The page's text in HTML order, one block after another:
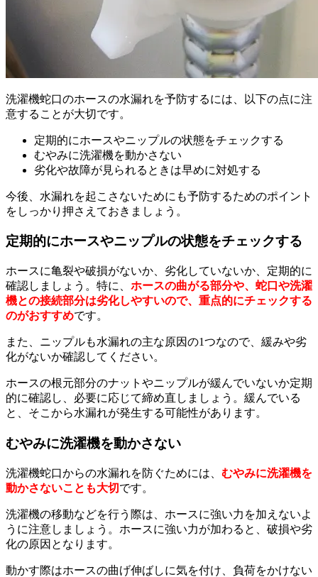
洗濯機蛇口のホースの水漏れを予防するには、以下の点に注
意することが大切です。
定期的にホースやニップルの状態をチェックする
むやみに洗濯機を動かさない
劣化や故障が見られるときは早めに対処する
今後、水漏れを起こさないためにも予防するためのポイント
をしっかり押さえておきましょう。
定期的にホースやニップルの状態をチェックする
ホースに亀裂や破損がないか、劣化していないか、定期的に
確認しましょう。特に、 ホースの曲がる部分や、蛇口や洗濯
機との接続部分は劣化しやすいので、重点的にチェックする
のがおすすめです。
また、ニップルも水漏れの主な原因の1つなので、緩みや劣
化がないか確認してください。
ホースの根元部分のナットやニップルが緩んでいないか定期
的に確認し、必要に応じて締め直しましょう。緩んでいる
と、そこから水漏れが発生する可能性があります。
むやみに洗濯機を動かさない
洗濯機蛇口からの水漏れを防ぐためには、 むやみに洗濯機を
動かさないことも大切です。
洗濯機の移動などを行う際は、ホースに強い力を加えないよ
うに注意しましょう。ホースに強い力が加わると、破損や劣
化の原因となります。
動かす際はホースの曲げ伸ばしに気を付け、負荷をかけない